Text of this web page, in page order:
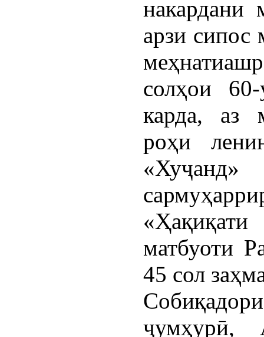
накардани
арзи сипос
солҳои
карда, аз
роҳи
матбуоти
45 сол
ҷумҳурӣ,